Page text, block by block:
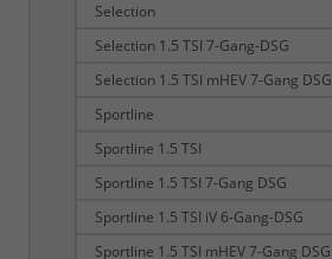
Selection
Selection 1.5 TSI 7-Gang-DSG
Selection 1.5 TSI mHEV 7-Gang DSG
Sportline
Sportline 1.5 TSI
Sportline 1.5 TSI 7-Gang DSG
Sportline 1.5 TSI iV 6-Gang-DSG
Sportline 1.5 TSI mHEV 7-Gang DSG